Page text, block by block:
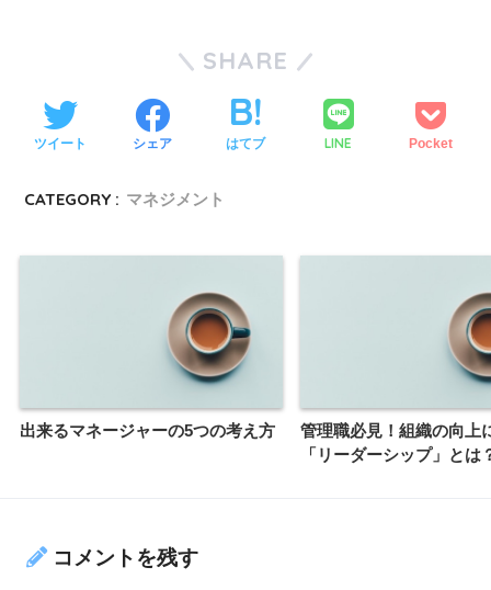
SHARE
ツイート シェア はてブ LINE Pocket
CATEGORY : マネジメント
出来るマネージャーの5つの考え方
管理職必見！組織の向上
「リーダーシップ」とは
コメントを残す